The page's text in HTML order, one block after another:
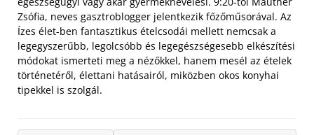
Zsófia, neves gasztroblogger jelentkezik főzőműsorával. Az
Ízes élet-ben fantasztikus ételcsodái mellett nemcsak a
legegyszerűbb, legolcsóbb és legegészségesebb elkészítési
módokat ismerteti meg a nézőkkel, hanem mesél az ételek
történetéről, élettani hatásairól, miközben okos konyhai
tipekkel is szolgál.